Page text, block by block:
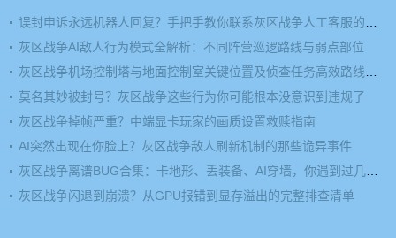
灰区战争AI敌人行为模式全解析：不同阵营巡逻路线与弱点部位
莫名其妙被封号？灰区战争这些行为你可能根本没意识到违规了
灰区战争掉帧严重？中端显卡玩家的画质设置救赎指南
AI突然出现在你脸上？灰区战争敌人刷新机制的那些诡异事件
灰区战争闪退到崩溃？从GPU报错到显存溢出的完整排查清单